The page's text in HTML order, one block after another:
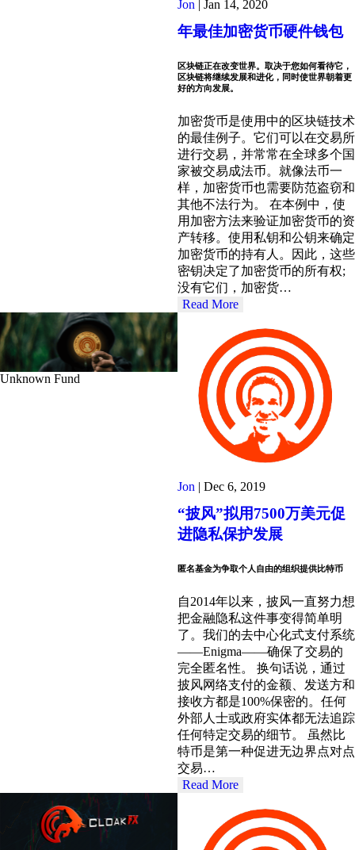
Jon Jan 14, 2020
年最佳加密货币硬件钱包
区块链正在改变世界。取决于您如何看待它，
区块链将继续发展和进化，同时使世界朝着更
好的方向发展。
加密货币是使用中的区块链技术
的最佳例子。它们可以在交易所
进行交易，并常常在全球多个国
家被交易成法币。就像法币一
样，加密货币也需要防范盗窃和
其他不法行为。 在本例中，使
用加密方法来验证加密货币的资
产转移。使用私钥和公钥来确定
加密货币的持有人。因此，这些
密钥决定了加密货币的所有权;
没有它们，加密货…
Read More
Unknown Fund
Jon | Dec 6, 2019
“披风”拟用7500万美元促
进隐私保护发展
匿名基金为争取个人自由的组织提供比特币
自2014年以来，披风一直努力想
把金融隐私这件事变得简单明
了。我们的去中心化式支付系统
——Enigma——确保了交易的
完全匿名性。 换句话说，通过
披风网络支付的金额、发送方和
接收方都是100%保密的。任何
外部人士或政府实体都无法追踪
任何特定交易的细节。 虽然比
特币是第一种促进无边界点对点
交易…
Read More